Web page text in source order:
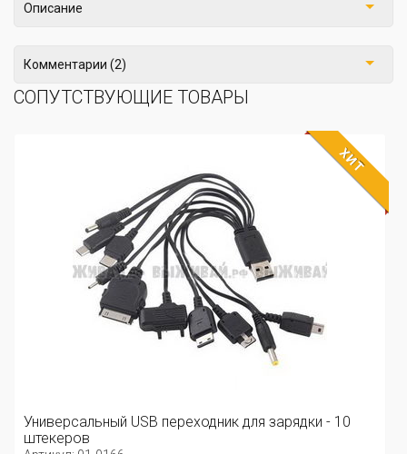
Описание
Комментарии (2)
СОПУТСТВУЮЩИЕ ТОВАРЫ
ХИТ
Универсальный USB переходник для зарядки - 10
штекеров